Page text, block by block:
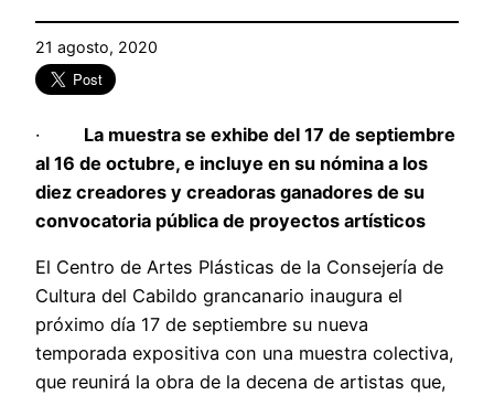
21 agosto, 2020
· La muestra se exhibe del 17 de septiembre
al 16 de octubre, e incluye en su nómina a los
diez creadores y creadoras ganadores de su
convocatoria pública de proyectos artísticos
El Centro de Artes Plásticas de la Consejería de
Cultura del Cabildo grancanario inaugura el
próximo día 17 de septiembre su nueva
temporada expositiva con una muestra colectiva,
que reunirá la obra de la decena de artistas que,